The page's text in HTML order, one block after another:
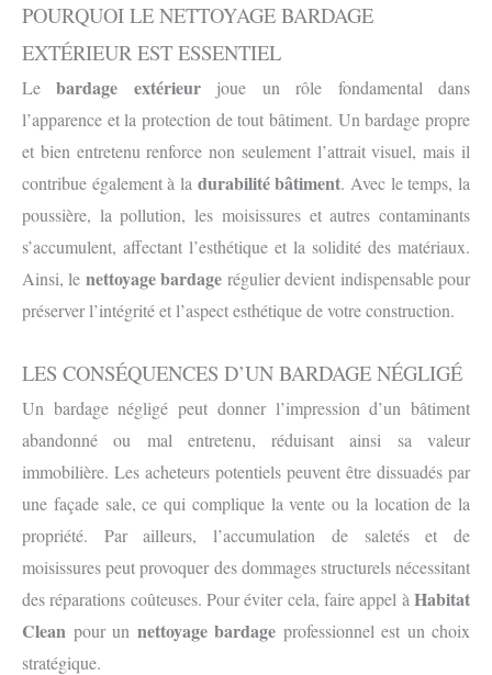
POURQUOI LE NETTOYAGE BARDAGE
EXTÉRIEUR EST ESSENTIEL
Lebardage extérieurjoue un rôle fondamental dans
l’apparence et la protection de tout bâtiment. Un bardage propre
et bien entretenu renforce non seulement l’attrait visuel, mais il
contribue également à la durabilité bâtiment. Avec le temps, la
poussière, la pollution, les moisissures et autres contaminants
s’accumulent, affectant l’esthétique et la solidité des matériaux.
Ainsi, le nettoyage bardage régulier devient indispensable pour
préserver l’intégrité et l’aspect esthétique de votre construction.
LES CONSÉQUENCES D’UN BARDAGE NÉGLIGÉ
Un bardage négligé peut donner l’impression d’un bâtiment
abandonné ou mal entretenu, réduisant ainsi sa valeur
immobilière. Les acheteurs potentiels peuvent être dissuadés par
une façade sale, ce qui complique la vente ou la location de la
propriété. Par ailleurs, l’accumulation de saletés et de
moisissures peut provoquer des dommages structurels nécessitant
des réparations coûteuses. Pour éviter cela, faire appel à Habitat
Clean pour un nettoyage bardage professionnel est un choix
stratégique.